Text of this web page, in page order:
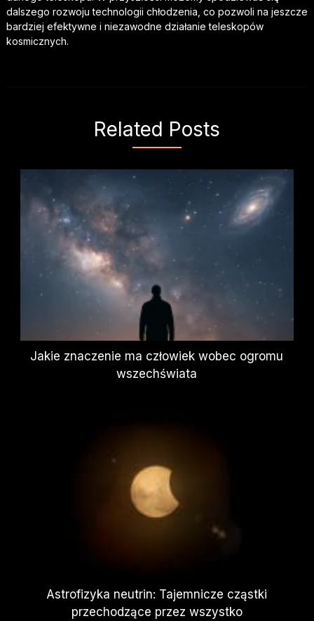
dalszego rozwoju technologii chłodzenia, co pozwoli na jeszcze
bardziej efektywne i niezawodne działanie teleskopów
kosmicznych.
Related Posts
Jakie znaczenie ma człowiek wobec ogromu
wszechświata
Astrofizyka neutrin: Tajemnicze cząstki
przechodzące przez wszystko